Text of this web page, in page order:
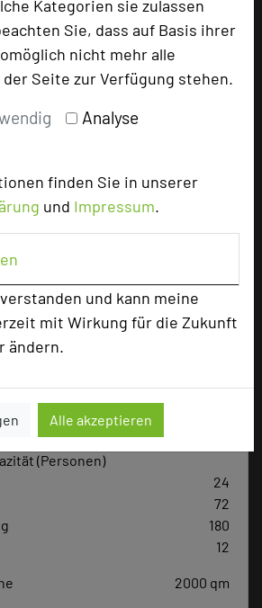
Kategorien sie zulassen
Sie, dass auf Basis ihrer
nicht mehr alle
Seite zur Verfügung stehen.
Analyse
finden Sie in unserer
und Impressum.
und kann meine
mit Wirkung für die Zukunft
ändern.
Alle akzeptieren
Hotel bewerten
(Personen)
24
72
180
12
2000 qm